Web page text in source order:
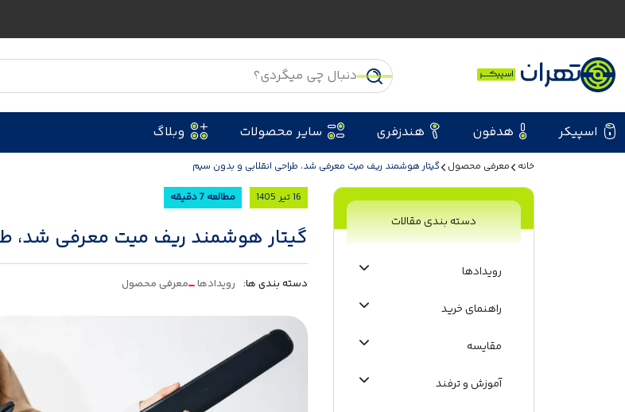
اسپیکر هدفون هندزفری سایر محصولات وبلاگ
خانه معرفی محصول گیتار هوشمند ریف میت معرفی شد، طراحی انقلابی و بدون سیم
دسته بندی مقالات
رویدادها
راهنمای خرید
مقایسه
آموزش و ترفند
16 تیر 1405 مطالعه 7 دقیقه
گیتار هوشمند ریف میت معرفی شد،
دسته بندی ها: رویدادها معرفی محصول